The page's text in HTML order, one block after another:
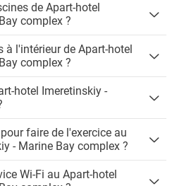
de Apart-hotel
complex ?
à l'intérieur de Apart-hotel
complex ?
hotel Imeretinskiy -
faire de l'exercice au
- Marine Bay complex ?
Wi-Fi au Apart-hotel